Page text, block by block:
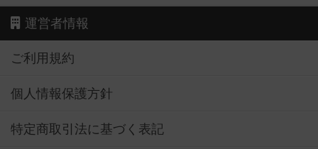
運営者情報
ご利用規約
個人情報保護方針
特定商取引法に基づく表記